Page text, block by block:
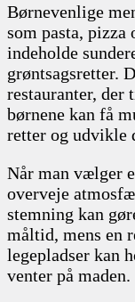
Børnevenlige
som pasta, pizza
indeholde
grøntsagsretter.
restauranter, der
børnene kan få
retter og udvikle
Når man vælger
overveje
stemning kan
måltid, mens en
legepladser kan
venter på maden.